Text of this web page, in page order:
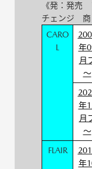
《発：発売
チェンジ 商
CARO
L
年
月
～
年
月
～
FLAIR
年